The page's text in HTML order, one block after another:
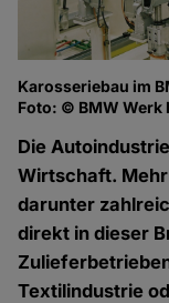
Karosseriebau im
Foto: © BMW Werk
Die
Wirtschaft.
darunter
direkt in dieser
Textilindustrie